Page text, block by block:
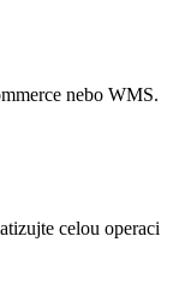
nebo WMS.
celou operaci